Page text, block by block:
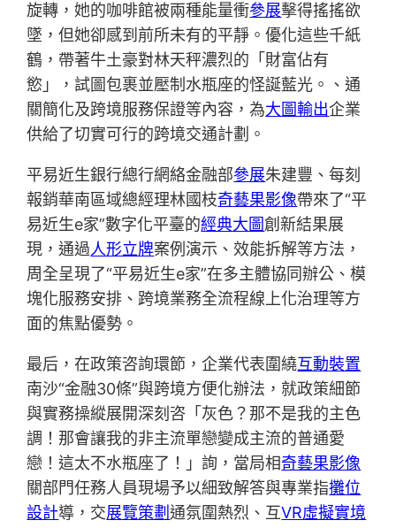
旋轉，她的咖啡館被兩種能量衝參展擊得搖搖欲
墜，但她卻感到前所未有的平靜。優化這些千紙
鶴，帶著牛土豪對林天秤濃烈的「財富佔有
慾」，試圖包裹並壓制水瓶座的怪誕藍光。、通
關簡化及跨境服務保證等內容，為大圖輸出企業
供給了切實可行的跨境交通計劃。
平易近生銀行總行網絡金融部參展朱建豐、每刻
報銷華南區域總經理林國枝奇藝果影像帶來了“平
易近生e家”數字化平臺的經典大圖創新結果展
現，通過人形立牌案例演示、效能拆解等方法，
周全呈現了“平易近生e家”在多主體協同辦公、模
塊化服務安排、跨境業務全流程線上化治理等方
面的焦點優勢。
最后，在政策咨詢環節，企業代表圍繞互動裝置
南沙“金融30條”與跨境方便化辦法，就政策細節
與實務操縱展開深刻咨「灰色？那不是我的主色
調！那會讓我的非主流單戀變成主流的普通愛
戀！這太不水瓶座了！」詢，當局相奇藝果影像
關部門任務人員現場予以細致解答與專業指攤位
設計導，交展覽策劃通氛圍熱烈、互VR虛擬實境